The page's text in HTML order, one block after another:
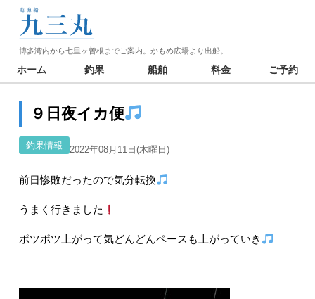
博多湾内から七里ヶ曽根までご案内。かもめ広場より出船。
ホーム 釣果 船舶 料金 ご予約
９日夜イカ便
釣果情報 2022年08月11日(木曜日)
前日惨敗だったので気分転換
うまく行きました
ポツポツ上がって気どんどんペースも上がっていき